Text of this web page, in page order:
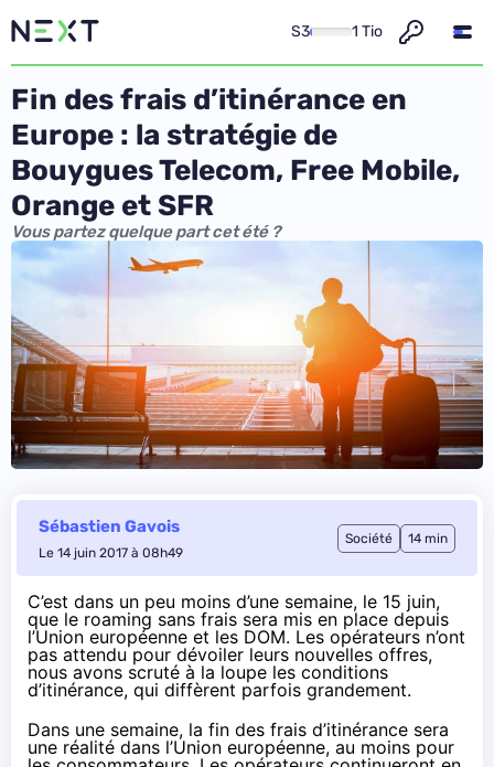
S3 1 Tio
Fin des frais d’itinérance en
Europe : la stratégie de
Bouygues Telecom, Free Mobile,
Orange et SFR
Vous partez quelque part cet été ?
Sébastien Gavois
Le 14 juin 2017 à 08h49
Société 14 min
C’est dans un peu moins d’une semaine, le 15 juin,
que le roaming sans frais sera mis en place depuis
l’Union européenne et les DOM. Les opérateurs n’ont
pas attendu pour dévoiler leurs nouvelles offres,
nous avons scruté à la loupe les conditions
d’itinérance, qui diffèrent parfois grandement.
Dans une semaine, la fin des frais d’itinérance sera
une réalité dans l’Union européenne, au moins pour